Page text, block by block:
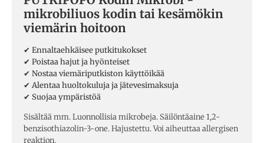
mikrobiliuos kodin tai kesämökin
viemärin hoitoon
✔ Ennaltaehkäisee putkitukokset
✔ Poistaa hajut ja hyönteiset
✔ Nostaa viemäriputkiston käyttöikää
✔ Alentaa huoltokuluja ja jätevesimaksuja
✔ Suojaa ympäristöä
Sisältää mm.Luonnollisia mikrobeja. Säilöntäaine 1,2-
benzisothiazolin-3-one. Hajustettu. Voi aiheuttaa allergisen
reaktion.